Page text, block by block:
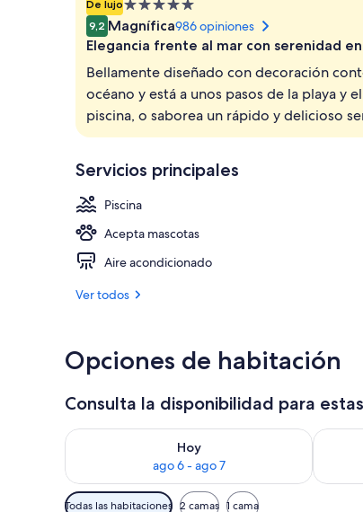
De lujoPropiedad
de
5.0
9,2 Magnífica986 opiniones
Elegancia frente al mar con serenidad
Bellamente diseñado con decoración
océano y está a unos pasos de la playa y
piscina, o saborea un rápido y delicioso
Servicios principales
Piscina
Acepta mascotas
Aire acondicionado
Ver todos
Opciones de habitación
Consulta la disponibilidad para
Hoy
ago 6 - ago 7
Consulta la disponibilidad para hoy ago 6 -
Filtros
Todas las habitaciones 2 camas 1 cama